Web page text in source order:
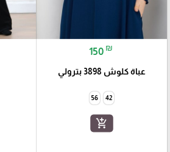
150 ₪
عباة كلوش 3898 بترولي
42
56
add_shopping_cart